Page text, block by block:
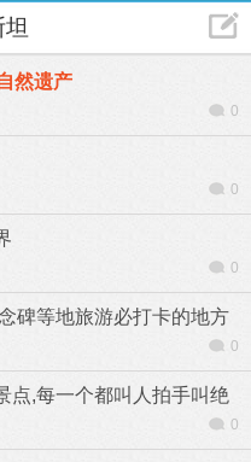
然遗产
0
0
0
碑等地旅游必打卡的地方
0
点,每一个都叫人拍手叫绝
0